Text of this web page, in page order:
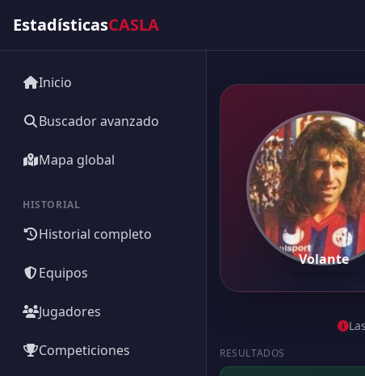
EstadísticasCASLA
Inicio
Buscador avanzado
Mapa global
HISTORIAL
Historial completo
Equipos
Jugadores
Competiciones
Volante
RESULTADOS